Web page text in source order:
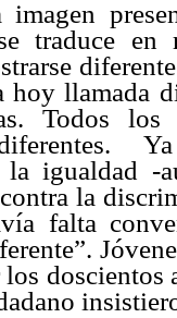
traduce
llamada
Todos los
la igualdad -
la
falta
doscientos